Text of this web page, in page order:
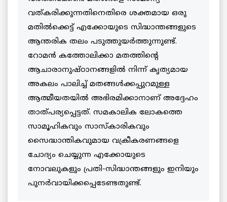
വത്കരിക്കുന്നതിനെതിരെ ശക്തമായ ഒരു
മതില്‍ക്കെട്ട് എക്കോയുടെ സിദ്ധാന്തങ്ങളുടെ
ആന്തരിക തലം പടുത്തുയര്‍ത്തുന്നുണ്ട്.
റോമന്‍ കത്തോലിക്കാ മതത്തിന്റെ
ആചാരാനുഷ്ഠാനങ്ങളില്‍ നിന്ന് കൃത്യമായ
അകലം പാലിച്ച് മതങ്ങള്‍ക്കപ്പുറമുള്ള
ആത്മീയതയില്‍ അഭിരമിക്കാനാണ് അദ്ദേഹം
താത്പര്യപ്പെട്ടത്. സമകാലിക ലോകത്തെ
സാമൂഹികവും സാസ്‌കാരികവും
സൈദ്ധാന്തികവുമായ വക്രീകരണങ്ങളെ
ചോദ്യം ചെയ്യുന്ന എക്കോയുടെ
നോവലുകളും പ്രതി-സിദ്ധാന്തങ്ങളും ഇനിയും
പുനര്‍വായിക്കപ്പെടേണ്ടതുണ്ട്.